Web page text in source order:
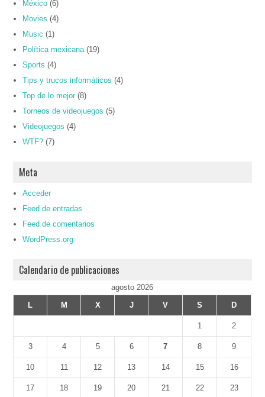
México (6)
Movies (4)
Music (1)
Política mexicana (19)
Sports (4)
Tips y trucos informáticos (4)
Top de lo mejor (8)
Torneos de videojuegos (5)
Videojuegos (4)
WTF? (7)
Meta
Acceder
Feed de entradas
Feed de comentarios
WordPress.org
Calendario de publicaciones
agosto 2026
L
M X J V S D
1 2
3 4 5 6 7 8 9
10 11 12 13 14 15 16
17 18 19 20 21 22 23